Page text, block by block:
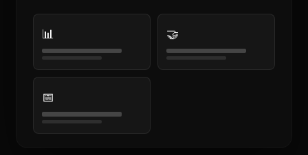
📊 🤝
📅